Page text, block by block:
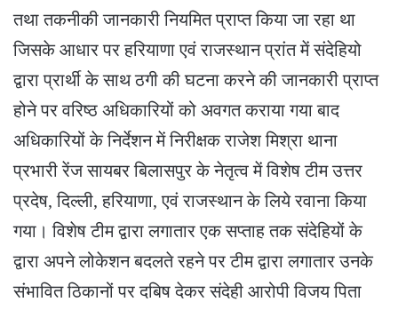
तथा तकनीकी जानकारी नियमित प्राप्त किया जा रहा था
जिसके आधार पर हरियाणा एवं राजस्थान प्रांत में संदेहियो
द्वारा प्रार्थी के साथ ठगी की घटना करने की जानकारी प्राप्त
होने पर वरिष्ठ अधिकारियों को अवगत कराया गया बाद
अधिकारियों के निर्देशन में निरीक्षक राजेश मिश्रा थाना
प्रभारी रेंज सायबर बिलासपुर के नेतृत्व में विशेष टीम उत्तर
प्रदेष, दिल्ली, हरियाणा, एवं राजस्थान के लिये रवाना किया
गया। विशेष टीम द्वारा लगातार एक सप्ताह तक संदेहियों के
द्वारा अपने लोकेशन बदलते रहने पर टीम द्वारा लगातार उनके
संभावित ठिकानों पर दबिष देकर संदेही आरोपी विजय पिता